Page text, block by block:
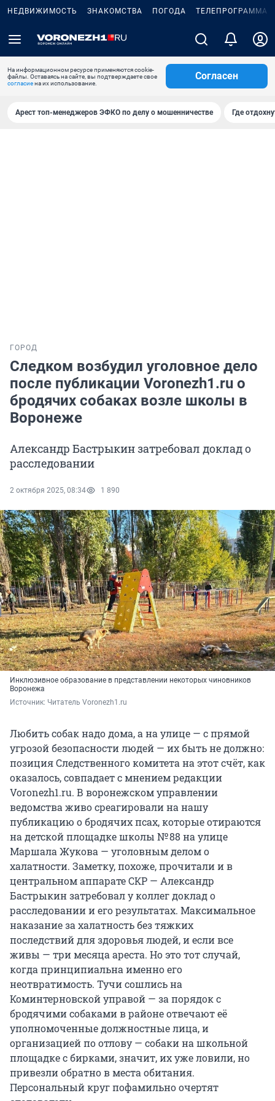
НЕДВИЖИМОСТЬ ЗНАКОМСТВА ПОГОДА ТЕЛЕПРОГРАММА
На информационном ресурсе применяются cookie-
файлы. Оставаясь на сайте, вы подтверждаете свое
согласиена их использование.
Согласен
Арест топ-менеджеров ЭФКО по делу о мошенничестве Где
ГОРОД
Следком возбудил уголовное дело
после публикации Voronezh1.ru о
бродячих собаках возле школы в
Воронеже
Александр Бастрыкин затребовал доклад о
расследовании
2 октября 2025, 08:34 1 890
Инклюзивное образование в представлении некоторых чиновников
Воронежа
Источник: Читатель Voronezh1.ru
Любить собак надо дома, а на улице — с прямой
угрозой безопасности людей — их быть не должно:
позиция Следственного комитета на этот счёт, как
оказалось, совпадает с мнением редакции
Voronezh1.ru. В воронежском управлении
ведомства живо среагировали на нашу
публикацию о бродячих псах, которые отираются
на детской площадке школы № 88 на улице
Маршала Жукова — уголовным делом о
халатности. Заметку, похоже, прочитали и в
центральном аппарате СКР — Александр
Бастрыкин затребовал у коллег доклад о
расследовании и его результатах. Максимальное
наказание за халатность без тяжких
последствий для здоровья людей, и если все
живы — три месяца ареста. Но это тот случай,
когда принципиальна именно его
неотвратимость. Тучи сошлись на
Коминтерновской управой — за порядок с
бродячими собаками в районе отвечают её
уполномоченные должностные лица, и
организацией по отлову — собаки на школьной
площадке с бирками, значит, их уже ловили, но
привезли обратно в места обитания.
Персональный круг пофамильно очертят